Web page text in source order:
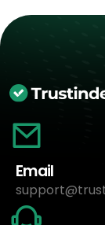
Email